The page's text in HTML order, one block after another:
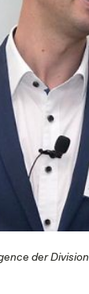
der